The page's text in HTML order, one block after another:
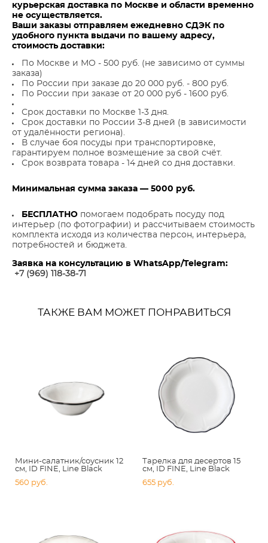
курьерская доставка по Москве и области временно
не осуществляется.
Ваши заказы отправляем ежедневно СДЭК по
удобного пункта выдачи по вашему адресу,
стоимость доставки:
По Москве и МО - 500 руб. (не зависимо от суммы
заказа)
По России при заказе до 20 000 руб. - 800 руб.
По России при заказе от 20 000 руб - 1600 руб.
Срок доставки по Москве 1-3 дня.
Срок доставки по России 3-8 дней (в зависимости
от удалённости региона).
В случае боя посуды при транспортировке,
гарантируем полное возмещение за свой счёт.
Срок возврата товара - 14 дней со дня доставки.
Минимальная сумма заказа — 5000 руб.
БЕСПЛАТНО помогаем подобрать посуду под
интерьер (по фотографии) и рассчитываем стоимость
комплекта исходя из количества персон, интерьера,
потребностей и бюджета.
Заявка на консультацию в WhatsApp/Telegram:
+7 (969) 118-38-7
ТАКЖЕ ВАМ МОЖЕТ ПОНРАВИТЬСЯ
Мини-салатник/соусник 12
см, ID FINE, Line Black
560 pуб.
Тарелка для десертов 15
см, ID FINE, Line Black
655 pуб.